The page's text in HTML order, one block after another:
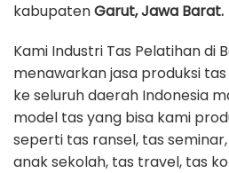
kabupatenGarut, Jawa Barat.
Kami Industri Tas Pelatihan di
menawarkan jasa produksi
ke seluruh daerah Indonesia
model tas yang bisa kami
seperti tas ransel, tas
anak sekolah, tas travel, tas